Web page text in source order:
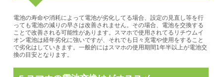
電池の寿命や消耗によって電池が劣化してる場合、設定の見直し等を行
っても電池の減りの早さは改善されません。その場合、 電池を交換する
ことで改善される可能性があります。 スマホで使用されてるリチウムイ
オン電池は経年劣化に強いですが、それでも日々充電や使用をすること
で劣化はしていきます。一般的にはスマホの使用期間1年半以上が電池交
換の目安となります。